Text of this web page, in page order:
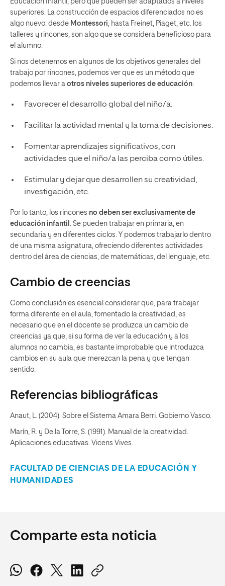
Educación Infantil, pero que pueden ser adaptados a niveles
superiores. La construcción de espacios diferenciados no es
algo nuevo: desde Montessori, hasta Freinet, Piaget, etc. los
talleres y rincones, son algo que se considera beneficioso para
el alumno.
Si nos detenemos en algunos de los objetivos generales del
trabajo por rincones, podemos ver que es un método que
podemos llevar a otros niveles superiores de educación:
Favorecer el desarrollo global del niño/a.
Facilitar la actividad mental y la toma de decisiones.
Fomentar aprendizajes significativos, con
actividades que el niño/a las perciba como útiles.
Estimular y dejar que desarrollen su creatividad,
investigación, etc.
Por lo tanto, los rincones no deben ser exclusivamente de
educación infantil . Se pueden trabajar en primaria, en
secundaria y en diferentes ciclos. Y podemos trabajarlo dentro
de una misma asignatura, ofreciendo diferentes actividades
dentro del área de ciencias, de matemáticas, del lenguaje, etc.
Cambio de creencias
Como conclusión es esencial considerar que, para trabajar
forma diferente en el aula, fomentado la creatividad, es
necesario que en el docente se produzca un cambio de
creencias ya que, si su forma de ver la educación y a los
alumnos no cambia, es bastante improbable que introduzca
cambios en su aula que merezcan la pena y que tengan
sentido.
Referencias bibliográficas
Anaut, L. (2004). Sobre el Sistema Amara Berri. Gobierno Vasco.
Marín, R. y De la Torre, S. (1991). Manual de la creatividad.
Aplicaciones educativas. Vicens Vives.
FACULTAD DE CIENCIAS DE LA EDUCACIÓN Y
HUMANIDADES
Comparte esta noticia